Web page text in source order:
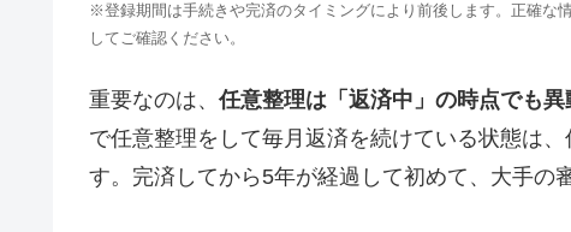
※登録期間は手続きや完済のタイミングにより前後します。正確な
してご確認ください。
重要なのは、 任意整理は「返済中」の時点でも
で任意整理をして毎月返済を続けている状態は
す。完済してから5年が経過して初めて、大手の